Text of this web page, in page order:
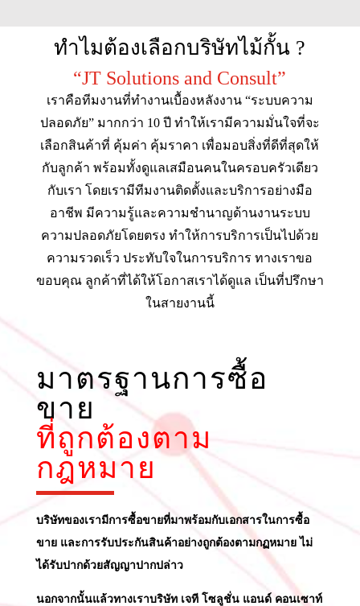
ทำไมต้องเลือกบริษัทไม้กั้น ?
“JT Solutions and Consult”
เราคือทีมงานที่ทำงานเบื้องหลังงาน “ระบบความ
ปลอดภัย” มากกว่า 10 ปี ทำให้เรามีความมั่นใจที่จะ
เลือกสินค้าที่ คุ้มค่า คุ้มราคา เพื่อมอบสิ่งที่ดีที่สุดให้
กับลูกค้า พร้อมทั้งดูแลเสมือนคนในครอบครัวเดียว
กับเรา โดยเรามีทีมงานติดตั้งและบริการอย่างมือ
อาชีพ มีความรู้และความชำนาญด้านงานระบบ
ความปลอดภัยโดยตรง ทำให้การบริการเป็นไปด้วย
ความรวดเร็ว ประทับใจในการบริการ ทางเราขอ
ขอบคุณ ลูกค้าที่ได้ให้โอกาสเราได้ดูแล เป็นที่ปรึกษา
ในสายงานนี้
มาตรฐานการซื้อ
ขาย
ที่ถูกต้องตาม
กฎหมาย
บริษัทของเรามีการซื้อขายที่มาพร้อมกับเอกสารในการซื้อ
ขาย และการรับประกันสินค้าอย่างถูกต้องตามกฏหมาย ไม่
ได้รับปากด้วยสัญญาปากปล่าว
นอกจากนั้นแล้วทางเราบริษัท เจที โซลูชั่น แอนด์ คอนเซาท์